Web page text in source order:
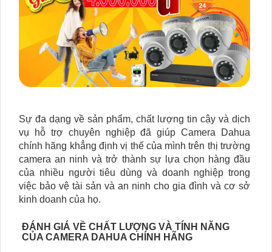
Sự đa dạng về sản phẩm, chất lượng tin cậy và dịch
vụ hỗ trợ chuyên nghiệp đã giúp Camera Dahua
chính hãng khẳng định vị thế của mình trên thị trường
camera an ninh và trở thành sự lựa chọn hàng đầu
của nhiều người tiêu dùng và doanh nghiệp trong
việc bảo vệ tài sản và an ninh cho gia đình và cơ sở
kinh doanh của họ.
ĐÁNH GIÁ VỀ CHẤT LƯỢNG VÀ TÍNH NĂNG
CỦA CAMERA DAHUA CHÍNH HÃNG